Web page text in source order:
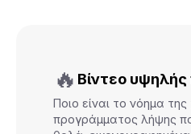
🔥 Βίντεο υψηλής
Ποιο είναι το νόημα
προγράμματος λήψης